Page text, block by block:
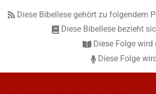
Diese Bibellese gehört zu folgendem
Diese Bibellese bezieht
Diese Folge wird
Diese Folge